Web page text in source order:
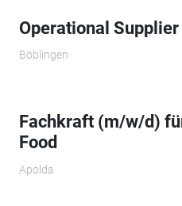
Operational
Böblingen
Fachkraft (m/w/d)
Food
Apolda